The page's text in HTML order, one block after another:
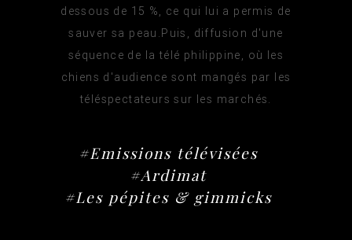
dessous de 15 %, ce qui lui a permis de
sauver sa peau.Puis, diffusion d'une
séquence de la télé philippine, où les
chiens d'audience sont mangés par les
téléspectateurs sur les marchés.
#Emissions télévisées
#Ardimat
#Les pépites & gimmicks